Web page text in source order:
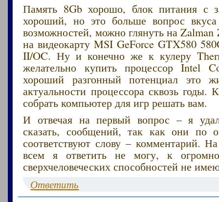
Память 8Gb хорошо, блок питания с
хороший, но это больше вопрос
возможностей, можно глянуть на Zalman
на видеокарту MSI GeForce GTX580
II/OC. Ну и конечно же к кулеру
желательно купить процессор Intel
хороший разгонный потенциал это
актуальности процессора сквозь годы.
собрать компьютер для игр решать вам.
И отвечая на первый вопрос – я
сказать, сообщений, так как они по
соответствуют слову – комментарий.
всем я ответить не могу, к
сверхчеловеческих способностей не
Ответить